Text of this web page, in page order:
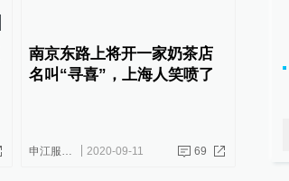
南京东路上将开一家奶茶店
名叫“寻喜”，上海人笑喷了
申江服务导报 2020-09-11 69